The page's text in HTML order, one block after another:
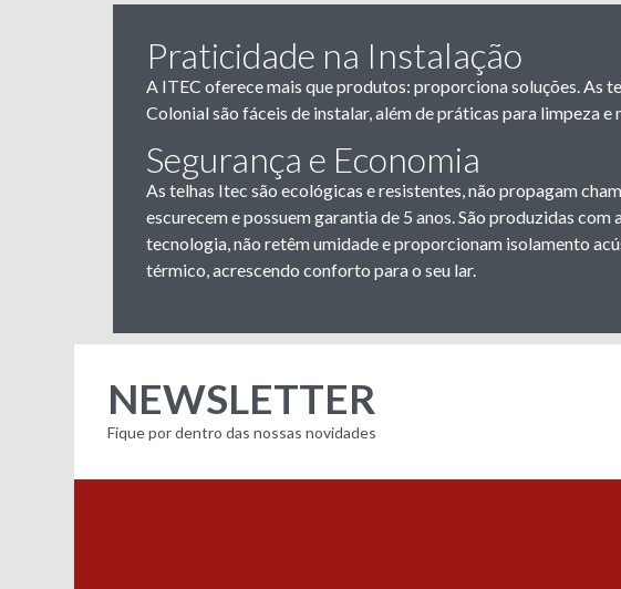
Praticidade na Instalação
A ITEC oferece mais que produtos: proporciona soluções. As
Colonial são fáceis de instalar, além de práticas para limpeza e
Segurança e Economia
As telhas Itec são ecológicas e resistentes, não propagam
escurecem e possuem garantia de 5 anos. São produzidas com
tecnologia, não retêm umidade e proporcionam isolamento
térmico, acrescendo conforto para o seu lar.
NEWSLETTER
Fique por dentro das nossas novidades